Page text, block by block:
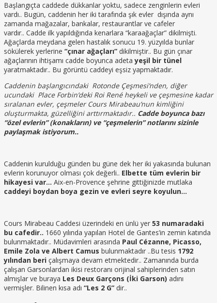
Başlangıçta caddede dükkanlar yoktu, sadece zenginlerin evleri
vardı.. Bugün, caddenin her iki tarafında şık evler dışında aynı
zamanda mağazalar, bankalar, restaurantlar ve cafeler
vardır.. Cadde ilk yapıldığında kenarlara “karaağaçlar” dikilmişti.
Ağaçlarda meydana gelen hastalık sonucu 19. yüzyılda bunlar
sökülerek yerlerine “çınar ağaçları” dikilmiştir.. Bu gün çınar
ağaçlarının ihtişamı cadde boyunca adetayeşil bir tünel
yaratmaktadır.. Bu görüntü caddeyi eşsiz yapmaktadır.
Caddenin başlangıcındaki Rotonde Çeşmesi’nden, diğer
ucundaki Place Forbin’deki Roi René heykeli ve çeşmesine kadar
sıralanan evler, çeşmeler Cours Mirabeau’nun kimliğini
oluşturmakta, güzelliğini arttırmaktadır.. Cadde boyunca bazı
“özel evlerin” (konakların) ve “çeşmelerin” notlarını sizinle
paylaşmak istiyorum..
Caddenin kurulduğu günden bu güne dek her iki yakasında bulunan
evlerin korunuyor olması çok değerli.. Elbette tüm evlerin bir
hikayesi var… Aix-en-Provence şehrine gittiğinizde mutlaka
caddeyi boydan boya gezin ve evleri seyre koyulun…
Cours Mirabeau Caddesi üzerindeki en ünlü yer 53 numaradaki
bu cafedir.. 1660 yılında yapılan Hotel de Gantes’in zemin katında
bulunmaktadır.. Müdavimleri arasında Paul Cézanne, Picasso,
Emile Zola ve Albert Camus bulunmaktadır ..Bu tesis 1792
yılından beri çalışmaya devam etmektedir.. Zamanında burda
çalışan Garsonlardan ikisi restoranı orijinal sahiplerinden satın
almışlar ve buraya Les Deux Garçons (İki Garson) adını
vermişler. Bilinen kısa adı “Les 2 G” dir..